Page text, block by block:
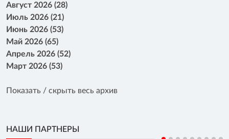
Август 2026 (28)
Июль 2026 (21)
Июнь 2026 (53)
Май 2026 (65)
Апрель 2026 (52)
Март 2026 (53)
Показать / скрыть весь архив
НАШИ ПАРТНЕРЫ